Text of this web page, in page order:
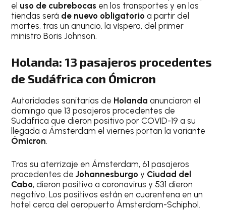
el uso de cubrebocas en los transportes y en las
tiendas será de nuevo obligatorioa partir del
martes, tras un anuncio, la víspera, del primer
ministro Boris Johnson.
Holanda: 13 pasajeros procedentes
de Sudáfrica con Ómicron
Autoridades sanitarias de Holandaanunciaron el
domingo que 13 pasajeros procedentes de
Sudáfrica que dieron positivo por COVID-19 a su
llegada a Ámsterdam el viernes portan la variante
Ómicron.
Tras su aterrizaje en Ámsterdam, 61 pasajeros
procedentes deJohannesburgoy Ciudad del
Cabo, dieron positivo a coronavirus y 531 dieron
negativo. Los positivos están en cuarentena en un
hotel cerca del aeropuerto Ámsterdam-Schiphol.